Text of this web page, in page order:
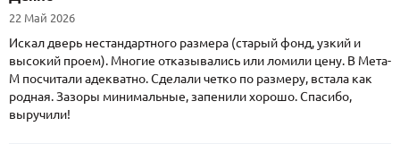
22 Май 2026
Искал дверь нестандартного размера (старый фонд, узкий и
высокий проем). Многие отказывались или ломили цену. В Мета-
М посчитали адекватно. Сделали четко по размеру, встала как
родная. Зазоры минимальные, запенили хорошо. Спасибо,
выручили!